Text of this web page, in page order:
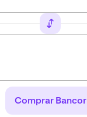
Comprar Bancor